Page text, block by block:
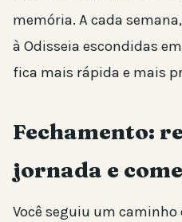
memória. A cada
à Odisseia escondidas
fica mais rápida e mais
Fechamento:
jornada e
Você seguiu um